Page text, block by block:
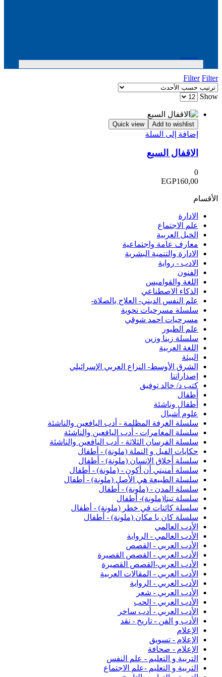
Filter Filter
Show
Add to wishlist
Quick view
إضافة إلى السلة
الاقفال السبع
0
EGP160,00
الأقسام
الادارة
علم الاجتماع
الخيل العربية
معارف عامة واجتماعية
الادارة والتنمية البشرية
الادب - رواية
الفنون
اللغة والقواميس
الذكاء الاصطناعي
علم النفس الديني- العلاج بالصلاة-
سلسلة مسرحيات نحوية
مسرحيات احمد شوقي
علم الطيور
سلسلة زينا وزين
اللغة العربية
البيئة
الشرق الأوسط- النزاع العربي الإسرائيلي
إصداراتنا
كتب د/ خالد توفيق
أطفال
أطفال وناشئة
علوم أشبال
سلسلة الغرفة المظلمة - أدب اليافعين والناشئة
سلسلة المغامرات - أدب اليافعين والناشئة
سلسلة الفرسان الثلاثة - أدب اليافعين والناشئة
حكايات الفيل و النملة (ملونة) - أطفال
سلسلة أخلاق الإنسان (ملونة) - أطفال
سلسلة أمنيتي أن أكون - (ملونة) - أطفال
سلسلة الطبيعة هي الأصل (ملونة) - أطفال
سلسلة المدن - (ملونة) - أطفال
سلسلة تيتا(ملونة)- أطفال
سلسلة كائنات في خطر (ملونة) - أطفال
سلسلة كان يا مكان (ملونة) - أطفال
الأدب العالمي
الأدب العالمي - الرواية
الأدب العربي - القصص
الأدب العربي - القصص القصيرة
الأدب العربي-القصص القصيرة
الأدب العربي - المقالات العربية
الأدب العربي - الرواية
الأدب العربي - شعر
الأدب العربي - الحب
الأدب العربي - أدب ساخر
الأدب و الفن - تاريخ - نقد
الإعلام
الإعلام - تسويق
الإعلام - صحافة
التربية و التعليم - علم النفس
التربية و التعليم -علم الاجتماع